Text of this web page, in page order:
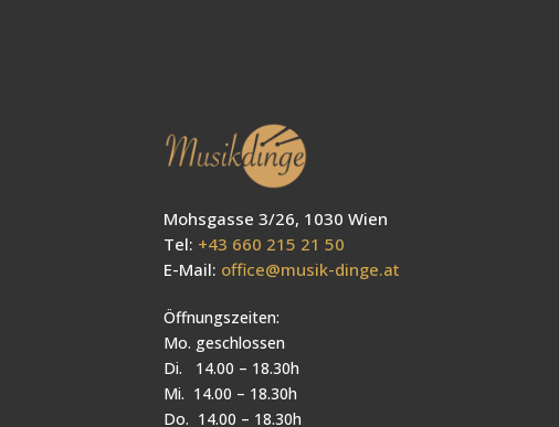
Mohsgasse 3/26, 1030 Wien
Tel: +43 660 215 21 50
E-Mail: office@musik-dinge.at
Öffnungszeiten:
Mo. geschlossen
Di. 14.00 – 18.30h
Mi. 14.00 – 18.30h
Do. 14.00 – 18.30h